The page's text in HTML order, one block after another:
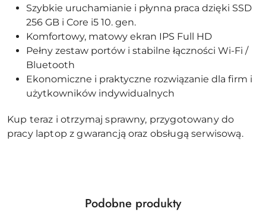
Szybkie uruchamianie i płynna praca dzięki SSD
256 GB i Core i5 10. gen.
Komfortowy, matowy ekran IPS Full HD
Pełny zestaw portów i stabilne łączności Wi-Fi /
Bluetooth
Ekonomiczne i praktyczne rozwiązanie dla firm i
użytkowników indywidualnych
Kup teraz i otrzymaj sprawny, przygotowany do
pracy laptop z gwarancją oraz obsługą serwisową.
Pomiń karuzelę produktów
Produkty
Podobne produkty